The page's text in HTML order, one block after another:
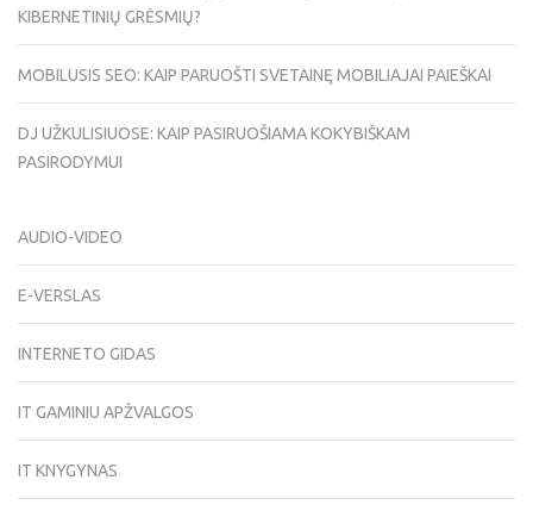
KIBERNETINIŲ GRĖSMIŲ?
MOBILUSIS SEO: KAIP PARUOŠTI SVETAINĘ MOBILIAJAI PAIEŠKAI
DJ UŽKULISIUOSE: KAIP PASIRUOŠIAMA KOKYBIŠKAM
PASIRODYMUI
AUDIO-VIDEO
E-VERSLAS
INTERNETO GIDAS
IT GAMINIU APŽVALGOS
IT KNYGYNAS